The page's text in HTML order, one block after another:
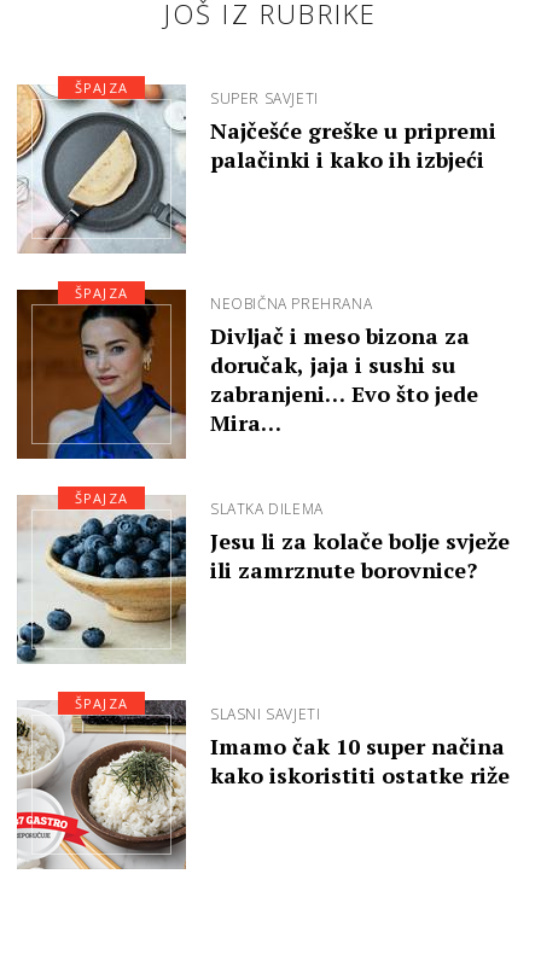
JOŠ IZ RUBRIKE
SUPER SAVJETI
Najčešće greške u pripremi
palačinki i kako ih izbjeći
ŠPAJZA
NEOBIČNA PREHRANA
Divljač i meso bizona za
doručak, jaja i sushi su
zabranjeni… Evo što jede
Mira…
ŠPAJZA
SLATKA DILEMA
Jesu li za kolače bolje svježe
ili zamrznute borovnice?
ŠPAJZA
SLASNI SAVJETI
Imamo čak 10 super načina
kako iskoristiti ostatke riže
ŠPAJZA